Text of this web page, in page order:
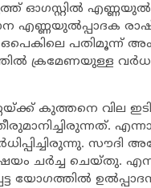
എണ്ണയുല്‍പ്പാദക
ഒപെകിലെ പതിമൂന്ന്
ക്രമേണയുള്ള
കുത്തനെ വില
സൗദി
ചര്‍ച്ച ചെയ്തു.